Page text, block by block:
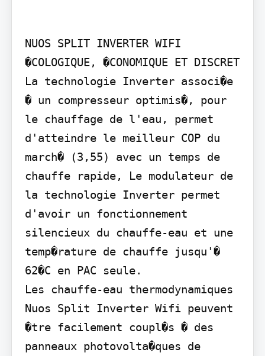
NUOS SPLIT INVERTER WIFI
�COLOGIQUE, �CONOMIQUE ET DISCRET
La technologie Inverter associ�e
� un compresseur optimis�, pour
le chauffage de l'eau, permet
d'atteindre le meilleur COP du
march� (3,55) avec un temps de
chauffe rapide, Le modulateur de
la technologie Inverter permet
d'avoir un fonctionnement
silencieux du chauffe-eau et une
temp�rature de chauffe jusqu'�
62�C en PAC seule.
Les chauffe-eau thermodynamiques
Nuos Split Inverter Wifi peuvent
�tre facilement coupl�s � des
panneaux photovolta�ques de